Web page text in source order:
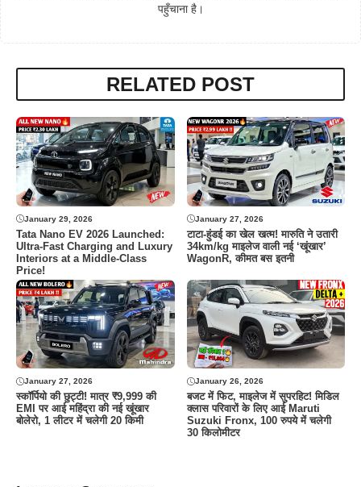
पहुँचाना है।
RELATED POST
January 29, 2026
Tata Nano EV 2026 Launched:
Ultra-Fast Charging and Luxury
Interiors at a Middle-Class
Price!
January 27, 2026
टाटा-हुंडई का खेल खत्म! मारुति ने उतारी
34km/kg माइलेज वाली नई ‘खूंखार’
WagonR, कीमत बस इतनी
January 27, 2026
स्कॉर्पियो की छुट्टी! मात्र ₹9,999 की
EMI पर आई महिंद्रा की नई खूंखार
बोलेरो, 1 लीटर में चलेगी 20 किमी
January 26, 2026
बजट में फिट, माइलेज में सुपरहिट! मिडिल
क्लास परिवारों के लिए आई Maruti
Suzuki Fronx, 100 रुपये में चलेगी
30 किलोमीटर